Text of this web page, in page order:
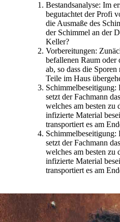
Bestandsanalyse: Im
begutachtet der Profi
die Ausmaße des
der Schimmel an der
Keller?
Vorbereitungen:
befallenen Raum oder
ab, so dass die
Teile im Haus
setzt der Fachmann
welches am besten zu
infizierte Material
transportiert es am
setzt der Fachmann
welches am besten zu
infizierte Material
transportiert es am